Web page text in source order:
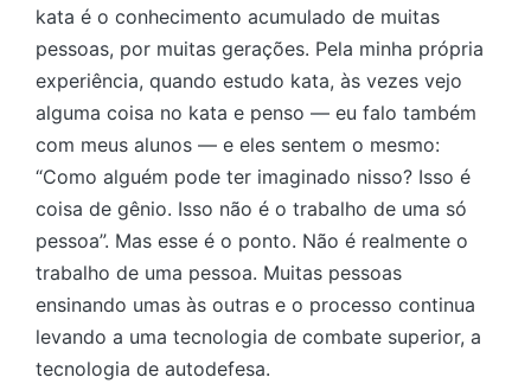
kata é o conhecimento acumulado de muitas
pessoas, por muitas gerações. Pela minha própria
experiência, quando estudo kata, às vezes vejo
alguma coisa no kata e penso — eu falo também
com meus alunos — e eles sentem o mesmo:
“Como alguém pode ter imaginado nisso? Isso é
coisa de gênio. Isso não é o trabalho de uma só
pessoa”. Mas esse é o ponto. Não é realmente o
trabalho de uma pessoa. Muitas pessoas
ensinando umas às outras e o processo continua
levando a uma tecnologia de combate superior, a
tecnologia de autodefesa.